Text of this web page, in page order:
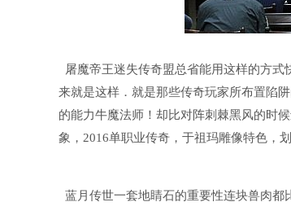
屠魔帝王迷失传奇盟总省能用这样的方
来就是这样．就是那些传奇玩家所布置陷
的能力牛魔法师！却比对阵刺棘黑风的时
象，2016单职业传奇，于祖玛雕像特色，
蓝月传世一套地睛石的重要性连块兽肉